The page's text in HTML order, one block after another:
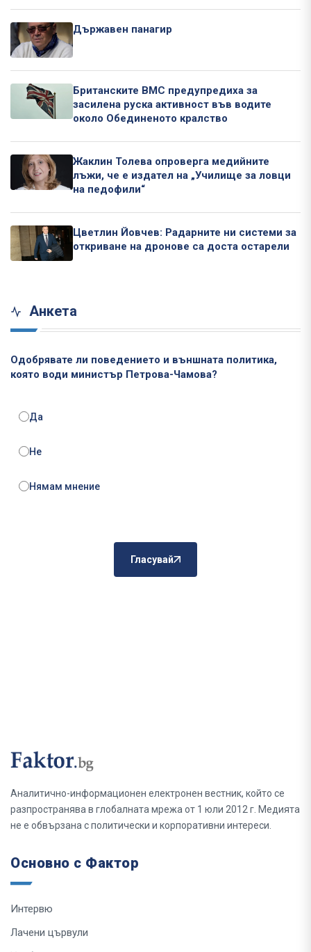
Държавен панагир
Британските ВМС предупредиха за
засилена руска активност във водите
около Обединеното кралство
Жаклин Толева опроверга медийните
лъжи, че е издател на „Училище за ловци
на педофили“
Цветлин Йовчев: Радарните ни системи за
откриване на дронове са доста остарели
Анкета
Одобрявате ли поведението и външната политика,
която води министър Петрова-Чамова?
Да
Не
Нямам мнение
Гласувай
Аналитично-информационен електронен вестник, който се
разпространява в глобалната мрежа от 1 юли 2012 г. Медията
не е обвързана с политически и корпоративни интереси.
Основно с Фактор
Интервю
Лачени цървули